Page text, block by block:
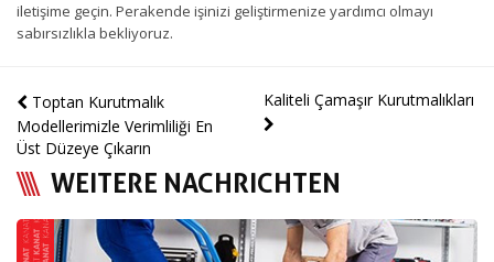
iletişime geçin. Perakende işinizi geliştirmenize yardımcı olmayı
sabırsızlıkla bekliyoruz.
Toptan Kurutmalık
Modellerimizle Verimliliği En
Üst Düzeye Çıkarın
Kaliteli Çamaşır Kurutmalıkları
WEITERE NACHRICHTEN